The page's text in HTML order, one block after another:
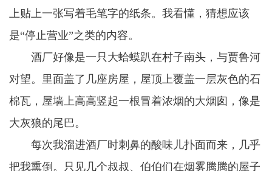
上贴上一张写着毛笔字的纸条。我看懂，猜想应该
是“停止营业”之类的内容。
酒厂好像是一只大蛤蟆趴在村子南头，与贾鲁河
对望。里面盖了几座房屋，屋顶上覆盖一层灰色的石
棉瓦，屋墙上高高竖起一根冒着浓烟的大烟囱，像是
大灰狼的尾巴。
每次我溜进酒厂时刺鼻的酸味儿扑面而来，几乎
把我熏倒。只见几个叔叔、伯伯们在烟雾腾腾的屋子